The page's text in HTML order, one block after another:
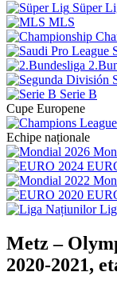
Süper
MLS
Serie B
Cupe Europene
Echipe naționale
Metz –
2020-2021,